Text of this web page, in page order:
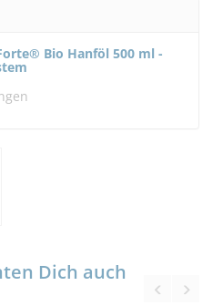
Bio Hanföl 500 ml -
Dich auch